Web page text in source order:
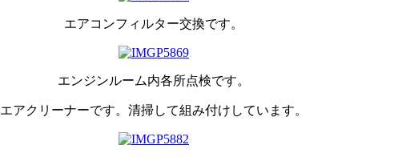
エアコンフィルター交換です。
エンジンルーム内各所点検です。
エアクリーナーです。清掃して組み付けしています。